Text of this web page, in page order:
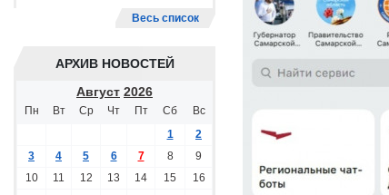
Весь список
АРХИВ НОВОСТЕЙ
Август 2026
Пн Вт Ср Чт Пт Сб
Вс
1
2
3
4 5 6 7 8
9
10
11 12 13 14 15
16